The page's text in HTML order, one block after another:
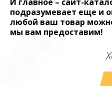
подразумевает еще и
любой ваш товар
мы вам предоставим!